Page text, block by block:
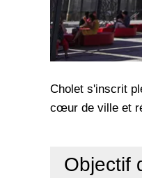
Cholet s'inscrit
cœur de ville et
Objectif